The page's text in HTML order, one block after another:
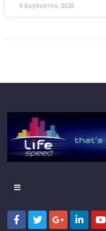
6 Αυγούστου, 2026